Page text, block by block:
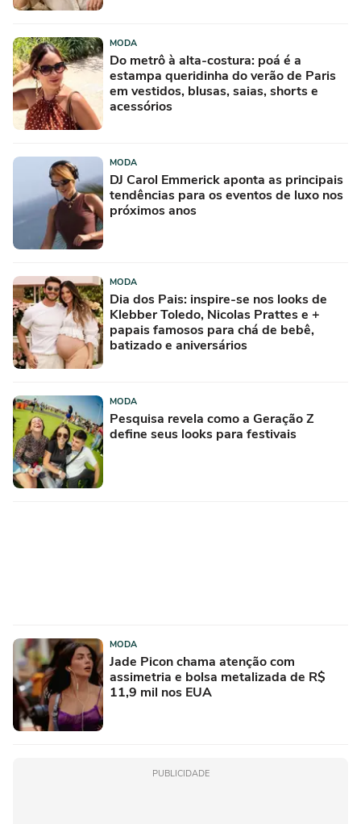
MODA
Do metrô à alta-costura: poá é a
estampa queridinha do verão de Paris
em vestidos, blusas, saias, shorts e
acessórios
MODA
DJ Carol Emmerick aponta as principais
tendências para os eventos de luxo nos
próximos anos
MODA
Dia dos Pais: inspire-se nos looks de
Klebber Toledo, Nicolas Prattes e +
papais famosos para chá de bebê,
batizado e aniversários
MODA
Pesquisa revela como a Geração Z
define seus looks para festivais
MODA
Jade Picon chama atenção com
assimetria e bolsa metalizada de R$
11,9 mil nos EUA
PUBLICIDADE